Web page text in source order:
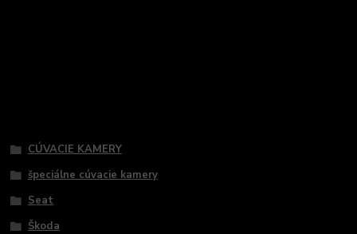
CÚVACIE KAMERY
špeciálne cúvacie kamery
Seat
Škoda